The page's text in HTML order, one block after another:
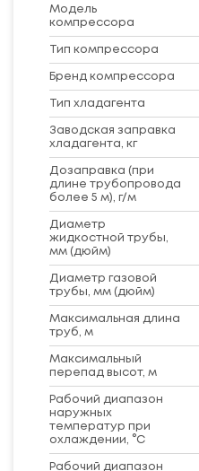
Модель
компрессора
Тип компрессора
Бренд компрессора
Тип хладагента
Заводская заправка
хладагента, кг
Дозаправка (при
длине трубопровода
более 5 м), г/м
Диаметр
жидкостной трубы,
мм (дюйм)
Диаметр газовой
трубы, мм (дюйм)
Максимальная длина
труб, м
Максимальный
перепад высот, м
Рабочий диапазон
наружных
температур при
охлаждении, °C
Рабочий диапазон